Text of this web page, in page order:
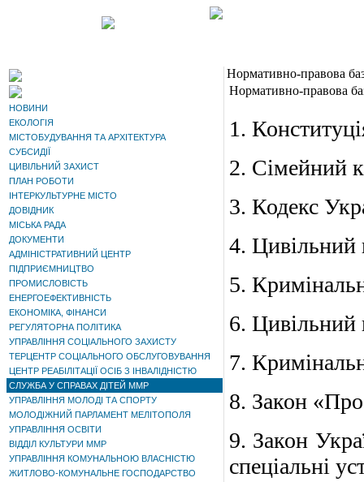
НОВИНИ
ЕКОЛОГІЯ
МІСТОБУДУВАННЯ ТА АРХІТЕКТУРА
СУБСИДІЇ
ЦИВІЛЬНИЙ ЗАХИСТ
ПЛАН РОБОТИ
ІНТЕРКУЛЬТУРНЕ МІСТО
ДОВІДНИК
МІСЬКА РАДА
ДОКУМЕНТИ
АДМІНІСТРАТИВНИЙ ЦЕНТР
ПІДПРИЄМНИЦТВО
ПРОМИСЛОВІСТЬ
ЕНЕРГОЕФЕКТИВНІСТЬ
ЕКОНОМІКА, ФІНАНСИ
РЕГУЛЯТОРНА ПОЛІТИКА
УПРАВЛІННЯ СОЦІАЛЬНОГО ЗАХИСТУ
ТЕРЦЕНТР СОЦІАЛЬНОГО ОБСЛУГОВУВАННЯ
ЦЕНТР РЕАБІЛІТАЦІЇ ОСІБ З ІНВАЛІДНІСТЮ
СЛУЖБА У СПРАВАХ ДІТЕЙ ММР
УПРАВЛІННЯ МОЛОДІ ТА СПОРТУ
МОЛОДІЖНИЙ ПАРЛАМЕНТ МЕЛІТОПОЛЯ
УПРАВЛІННЯ ОСВІТИ
ВІДДІЛ КУЛЬТУРИ ММР
УПРАВЛІННЯ КОМУНАЛЬНОЮ ВЛАСНІСТЮ
ЖИТЛОВО-КОМУНАЛЬНЕ ГОСПОДАРСТВО
Нормативно-правова
Нормативно-правова
1.
2. Сімейний
3. Кодекс
4. Цивільний
5.
6. Цивільний
7.
8. Закон
9. Закон
спеціальні